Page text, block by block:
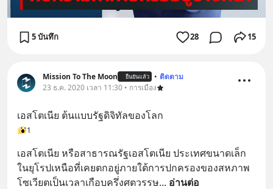
5 บันทึก 28 15
Mission To The Moon ยืนยันแล้ว • ติดตาม
23 ธ.ค. 2020 เวลา 11:30 • การเมือง
เอสโตเนีย ต้นแบบรัฐดิจิทัลของโลก
1
เอสโตเนีย หรือสาธารณรัฐเอสโตเนีย ประเทศขนาดเล็ก
ในยุโรปเหนือที่เคยตกอยู่ภายใต้การปกครองของสหภาพ
โซเวียตเป็นเวลาเกือบครึ่งศตวรรษ... อ่านต่อ